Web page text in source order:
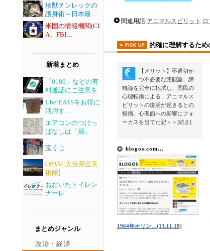
関連用語 アニマルスピリット
的確に理解するため
【メリット】不適切か
つ不必要な悲観論、諦
観論を完全に払拭し、国民の
心理転換による、アニマルス
ピリットの復活が起きるとの
指摘。心理面への影響にフォ
ーカスを当てた記＞＞[続き]
blogos.com…
1964年オリン…(13.11.18)
珍獣テンレックの
護身術～日本最…
米国の情報機関(CI
A、FBI…
新着まとめ
「0180」などの有
料通話にご注意を
UberEATSをお得に
活用す…
エアコンのつけっ
ぱなしは「損」
宝くじ
OPAM[大分県立美
術館]
おおいたトイレン
ナーレ
まとめジャンル
政治・経済